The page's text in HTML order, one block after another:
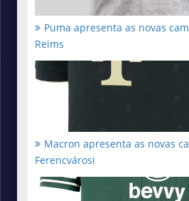
Puma apresenta as novas
Reims
Macron apresenta as novas
Ferencvárosi